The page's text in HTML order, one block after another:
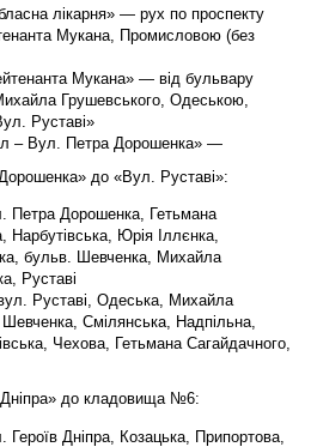
лікарня» — рух по проспекту
Мукана, Промисловою (без
Мукана» — від бульвару
Грушевського, Одеською,
Руставі»
– Вул. Петра Дорошенка» —
до «Вул. Руставі»:
Петра Дорошенка, Гетьмана
Нарбутівська, Юрія Іллєнка,
бульв. Шевченка, Михайла
Руставі
Руставі, Одеська, Михайла
Смілянська, Надпільна,
Чехова, Гетьмана Сагайдачного,
Дніпра» до кладовища №6:
Дніпра, Козацька, Припортова,